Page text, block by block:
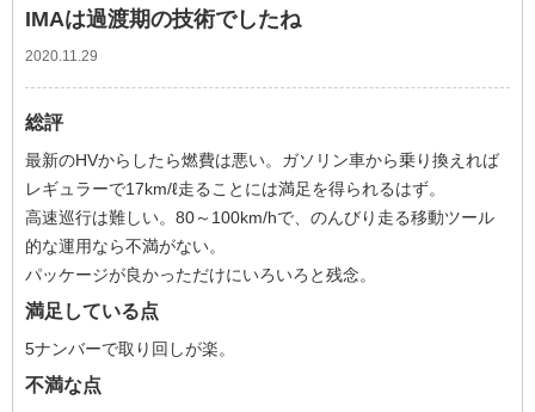
IMAは過渡期の技術でしたね
2020.11.29
総評
最新のHVからしたら燃費は悪い。ガソリン車から乗り換えれば
レギュラーで17km/ℓ走ることには満足を得られるはず。
高速巡行は難しい。80～100km/hで、のんびり走る移動ツール
的な運用なら不満がない。
パッケージが良かっただけにいろいろと残念。
満足している点
5ナンバーで取り回しが楽。
不満な点